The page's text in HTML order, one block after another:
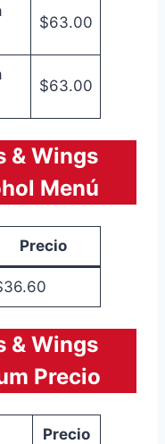
$63.00
$63.00
& Wings
Menú
Precio
& Wings
Precio
Precio